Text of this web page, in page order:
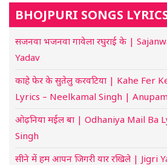
BHOJPURI SONGS
सजनवा भजनवा गावेला रघुराई के |
Yadav
काहे फेर के सुतेलु करवटिया | Kahe Fer
Lyrics – Neelkamal Singh |
ओढ़निया मईल बा | Odhaniya Mail Ba
Singh
सीने में हम आपन जिगरी यार रखिले | Jigri